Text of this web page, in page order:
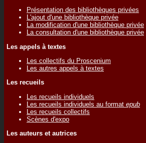
Présentation des bibliothèques privées
L'ajout d'une bibliothèque privée
La modification d'une bibliothèque privée
La consultation d'une bibliothèque privée
Les appels à textes
Les collectifs du Proscenium
Les autres appels à textes
Les recueils
Les recueils individuels
Les recueils individuels au format epub
Les recueils collectifs
Scènes d'expo
Les auteurs et autrices